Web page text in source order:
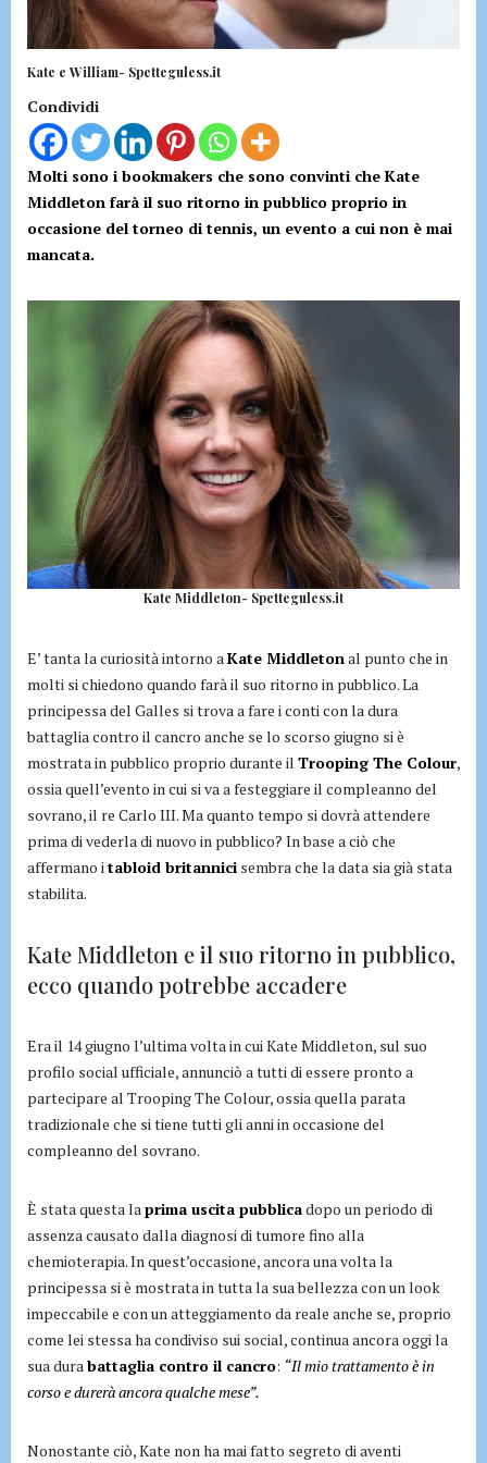
Kate e William- Spetteguless.it
Condividi
Molti sono i bookmakers che sono convinti che Kate
Middleton farà il suo ritorno in pubblico proprio in
occasione del torneo di tennis, un evento a cui non è mai
mancata.
Kate Middleton- Spetteguless.it
E’ tanta la curiosità intorno aKate Middletonal punto che in
molti si chiedono quando farà il suo ritorno in pubblico. La
principessa del Galles si trova a fare i conti con la dura
battaglia contro il cancro anche se lo scorso giugno si è
mostrata in pubblico proprio durante il Trooping The Colour,
ossia quell’evento in cui si va a festeggiare il compleanno del
sovrano, il re Carlo III. Ma quanto tempo si dovrà attendere
prima di vederla di nuovo in pubblico? In base a ciò che
affermano itabloid britannici sembra che la data sia già stata
stabilita.
Kate Middleton e il suo ritorno in pubblico,
ecco quando potrebbe accadere
Era il 14 giugno l’ultima volta in cui Kate Middleton, sul suo
profilo social ufficiale, annunciò a tutti di essere pronto a
partecipare al Trooping The Colour, ossia quella parata
tradizionale che si tiene tutti gli anni in occasione del
compleanno del sovrano.
È stata questa laprima uscita pubblicadopo un periodo di
assenza causato dalla diagnosi di tumore fino alla
chemioterapia. In quest’occasione, ancora una volta la
principessa si è mostrata in tutta la sua bellezza con un look
impeccabile e con un atteggiamento da reale anche se, proprio
come lei stessa ha condiviso sui social, continua ancora oggi la
sua durabattaglia contro il cancro: “Il mio trattamento è in
corso e durerà ancora qualche mese”.
Nonostante ciò, Kate non ha mai fatto segreto di aventi